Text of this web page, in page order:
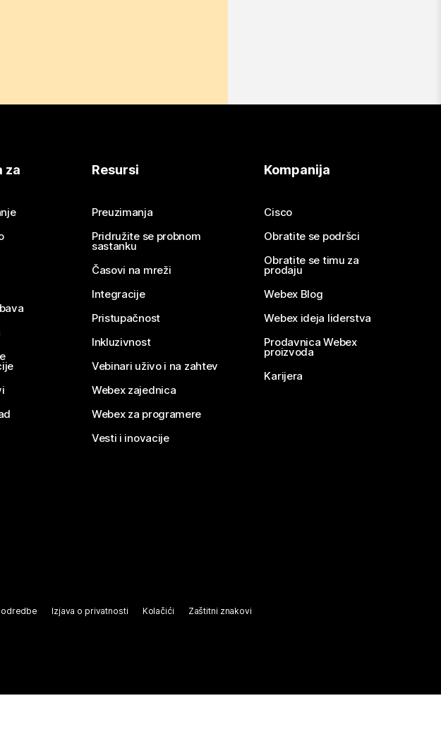
za Resursi
Preuzimanja
Pridružite se probnom
sastanku
Časovi na mreži
Integracije
Pristupačnost
Inkluzivnost
Vebinari uživo i na zahtev
Webex zajednica
Webex za programere
Vesti i inovacije
Kompanija
Cisco
Obratite se podršci
Obratite se timu za
prodaju
Webex Blog
Webex ideja liderstva
Prodavnica Webex
proizvoda
Karijera
odredbe Izjava o privatnosti Kolačići Zaštitni znakovi